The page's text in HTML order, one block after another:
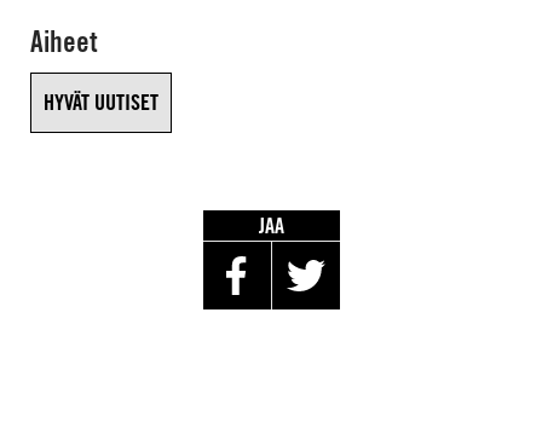
Aiheet
HYVÄT UUTISET
JAA